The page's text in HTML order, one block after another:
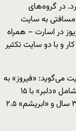
در گروه‌های
به سایت
در اسارت – همراه
و با دو سایت تکثیر
می‌گوید: «فیروز» به
عنوان تنها یوز نر ۱۴ سال سن دارد. یوزهای ماده شامل «دلبر» با ۱۵
سال،«ایران» ۹ سال، «آذر» و «توران» (دو خواهر) ۳ سال و «ابریشم» ۲.۵